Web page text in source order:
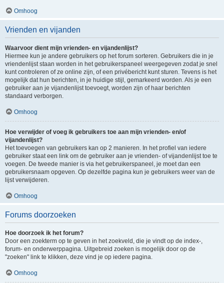
Omhoog
Vrienden en vijanden
Waarvoor dient mijn vrienden- en vijandenlijst?
Hiermee kun je andere gebruikers op het forum sorteren. Gebruikers die in je
vriendenlijst staan worden in het gebruikerspaneel weergegeven zodat je snel
kunt controleren of ze online zijn, of een privébericht kunt sturen. Tevens is het
mogelijk dat hun berichten, in je huidige stijl, gemarkeerd worden. Als je een
gebruiker aan je vijandenlijst toevoegt, worden zijn of haar berichten
standaard verborgen.
Omhoog
Hoe verwijder of voeg ik gebruikers toe aan mijn vrienden- en/of
vijandenlijst?
Het toevoegen van gebruikers kan op 2 manieren. In het profiel van iedere
gebruiker staat een link om de gebruiker aan je vrienden- of vijandenlijst toe te
voegen. De tweede manier is via het gebruikerspaneel, je moet dan een
gebruikersnaam opgeven. Op dezelfde pagina kun je gebruikers weer van de
lijst verwijderen.
Omhoog
Forums doorzoeken
Hoe doorzoek ik het forum?
Door een zoekterm op te geven in het zoekveld, die je vindt op de index-,
forum- en onderwerppagina. Uitgebreid zoeken is mogelijk door op de
"zoeken" link te klikken, deze vind je op iedere pagina.
Omhoog